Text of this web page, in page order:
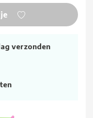
verzonden